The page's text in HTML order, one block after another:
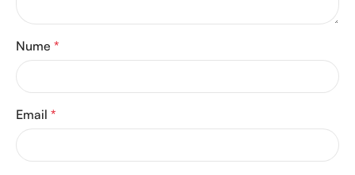
Nume *
Email *